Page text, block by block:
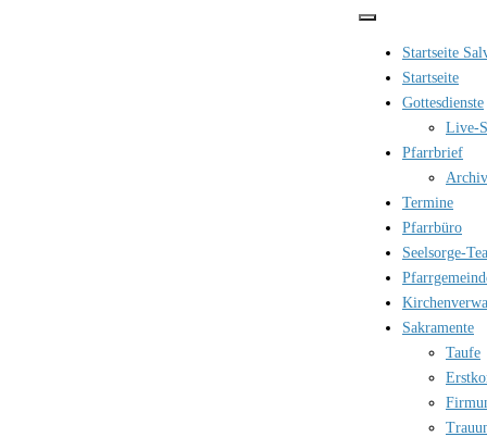
Startseite
Startseite
Gottesdienste
Live-
Pfarrbrief
Termine
Pfarrbüro
Seelsorge-
Sakramente
Taufe